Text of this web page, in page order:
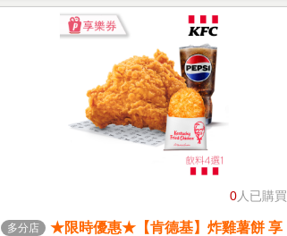
0人已購買
多分店
★限時優惠★【肯德基】炸雞薯餅 享